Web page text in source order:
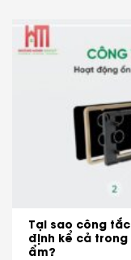
Tại sao công
định kể cả trong
ẩm?